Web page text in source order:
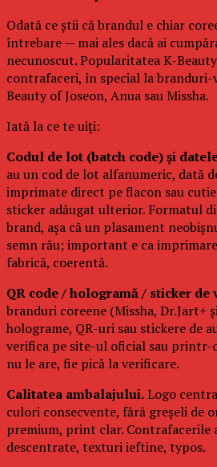
Odată ce știi că brandul e chiar
întrebare — mai ales dacă ai
necunoscut. Popularitatea K-
contrafaceri, în special la branduri-
Beauty of Joseon, Anua sau Missha.
Iată la ce te uiți:
Codul de lot (batch code) și
au un cod de lot alfanumeric, dată
imprimate direct pe flacon sau
sticker adăugat ulterior. Formatul
brand, așa că un plasament
semn rău; important e ca
fabrică, coerentă.
QR code / hologramă / sticker de
branduri coreene (Missha, Dr.Jart+
holograme, QR-uri sau stickere de
verifica pe site-ul oficial sau printr-
nu le are, fie pică la verificare.
Calitatea ambalajului.Logo
culori consecvente, fără greșeli de
premium, print clar. Contrafacerile
descentrate, texturi ieftine, typos.